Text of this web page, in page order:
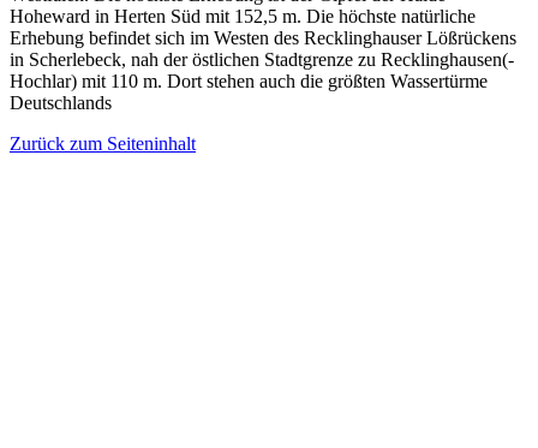
Hoheward in Herten Süd mit 152,5 m. Die höchste natürliche
Erhebung befindet sich im Westen des Recklinghauser Lößrückens
in Scherlebeck, nah der östlichen Stadtgrenze zu Recklinghausen(-
Hochlar) mit 110 m. Dort stehen auch die größten Wassertürme
Deutschlands
Zurück zum Seiteninhalt